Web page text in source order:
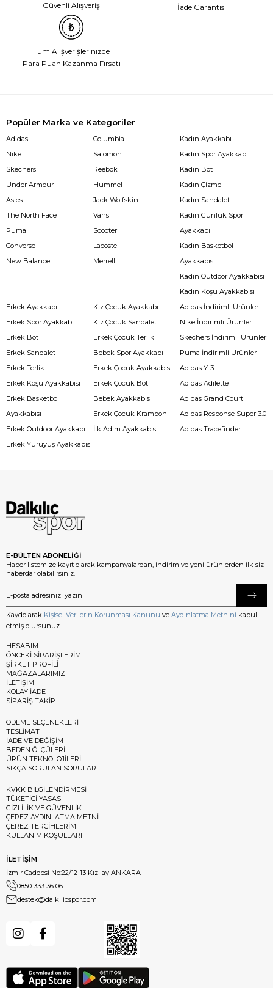
Güvenli Alışveriş
İade Garantisi
Tüm Alışverişlerinizde
Para Puan Kazanma Fırsatı
Popüler Marka ve Kategoriler
Adidas
Nike
Skechers
Under Armour
Asics
The North Face
Puma
Converse
New Balance
Columbia
Salomon
Reebok
Hummel
Jack Wolfskin
Vans
Scooter
Lacoste
Merrell
Kadın Ayakkabı
Kadın Spor Ayakkabı
Kadın Bot
Kadın Çizme
Kadın Sandalet
Kadın Günlük Spor
Ayakkabı
Kadın Basketbol
Ayakkabısı
Kadın Outdoor Ayakkabısı
Kadın Koşu Ayakkabısı
Erkek Ayakkabı
Erkek Spor Ayakkabı
Erkek Bot
Erkek Sandalet
Erkek Terlik
Erkek Koşu Ayakkabısı
Erkek Basketbol
Ayakkabısı
Erkek Outdoor Ayakkabı
Erkek Yürüyüş Ayakkabısı
Kız Çocuk Ayakkabı
Kız Çocuk Sandalet
Erkek Çocuk Terlik
Bebek Spor Ayakkabı
Erkek Çocuk Ayakkabısı
Erkek Çocuk Bot
Bebek Ayakkabısı
Erkek Çocuk Krampon
İlk Adım Ayakkabısı
Adidas İndirimli Ürünler
Nike İndirimli Ürünler
Skechers İndirimli Ürünler
Puma İndirimli Ürünler
Adidas Y-3
Adidas Adilette
Adidas Grand Court
Adidas Response Super 3.0
Adidas Tracefinder
E-BÜLTEN ABONELİĞİ
Haber listemize kayıt olarak kampanyalardan, indirim ve yeni ürünlerden ilk siz
haberdar olabilirsiniz.
Kaydolarak Kişisel Verilerin Korunması Kanunu ve Aydınlatma Metnini kabul
etmiş olursunuz.
HESABIM
ÖNCEKİ SİPARİŞLERİM
ŞİRKET PROFİLİ
MAĞAZALARIMIZ
İLETİŞİM
KOLAY İADE
SİPARİŞ TAKİP
ÖDEME SEÇENEKLERİ
TESLİMAT
İADE VE DEĞİŞİM
BEDEN ÖLÇÜLERİ
ÜRÜN TEKNOLOJİLERİ
SIKÇA SORULAN SORULAR
KVKK BİLGİLENDİRMESİ
TÜKETİCİ YASASI
GİZLİLİK VE GÜVENLİK
ÇEREZ AYDINLATMA METNİ
ÇEREZ TERCİHLERİM
KULLANIM KOŞULLARI
İLETİŞİM
İzmir Caddesi No:22/12-13 Kızılay ANKARA
0850 333 36 06
destek@dalkilicspor.com